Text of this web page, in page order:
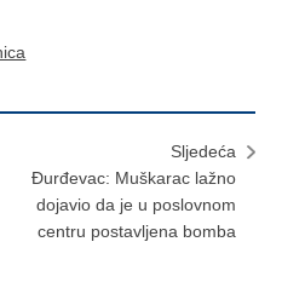
Sljedeća
Đurđevac: Muškarac lažno
dojavio da je u poslovnom
centru postavljena bomba